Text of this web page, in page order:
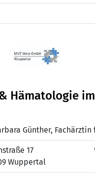
Hämatologie im
17
Wuppertal